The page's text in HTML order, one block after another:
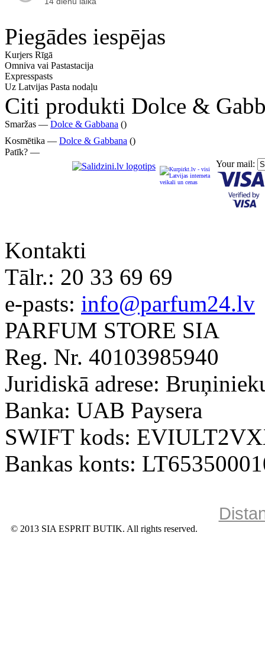
Piegādes iespējas
Kurjers Rīgā
Omniva vai Pastastacija
Expresspasts
Uz Latvijas Pasta nodaļu
Citi produkti Dolce &
Smaržas — Dolce & Gabbana ()
Kosmētika — Dolce & Gabbana ()
Patīk? —
Your mail:
Kontakti
Tālr.: 20 33 69 69
e-pasts: info@parfum24.lv
PARFUM STORE SIA
Reg. Nr. 40103985940
Juridiskā adrese:
Banka: UAB Paysera
SWIFT kods:
Bankas konts:
© 2013 SIA ESPRIT BUTIK. All rights reserved.